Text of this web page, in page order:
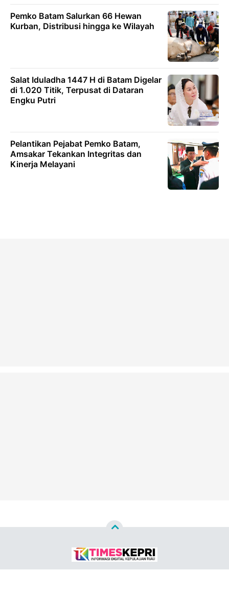
Pemko Batam Salurkan 66 Hewan
Kurban, Distribusi hingga ke Wilayah
Salat Iduladha 1447 H di Batam Digelar
di 1.020 Titik, Terpusat di Dataran
Engku Putri
Pelantikan Pejabat Pemko Batam,
Amsakar Tekankan Integritas dan
Kinerja Melayani
Copyright ©2026TIMES KEPRI™